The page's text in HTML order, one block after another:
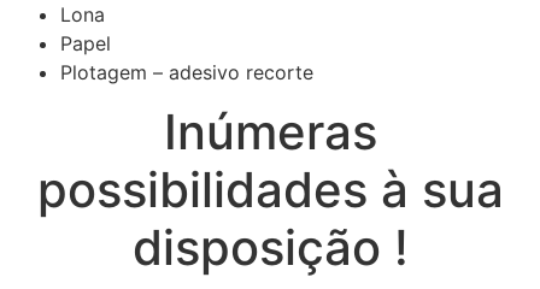
Lona
Papel
Plotagem – adesivo recorte
Inúmeras
possibilidades à sua
disposição !